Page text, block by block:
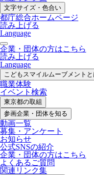
文字サイズ・色合い
都庁総合ホームページ
読み上げる
Language
企業・団体の方はこちら
読み上げる
Language
こどもスマイルムーブメントと
職業体験
イベント検索
東京都の取組
参画企業・ 団体を知る
動画一覧
募集・ アンケート
お知らせ
公式SNSの紹介
企業・団体の方はこちら
よくあるご質問
関連リンク集